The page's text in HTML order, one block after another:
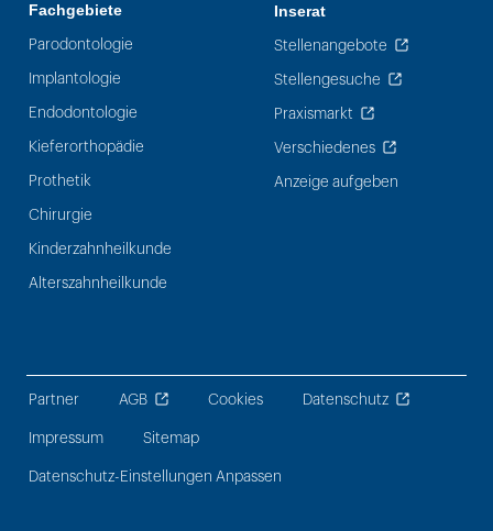
Fachgebiete
Parodontologie
Implantologie
Endodontologie
Kieferorthopädie
Prothetik
Chirurgie
Kinderzahnheilkunde
Alterszahnheilkunde
Inserat
Stellenangebote
Stellengesuche
Praxismarkt
Verschiedenes
Anzeige aufgeben
Partner AGB Cookies Datenschutz
Impressum Sitemap
Datenschutz-Einstellungen Anpassen